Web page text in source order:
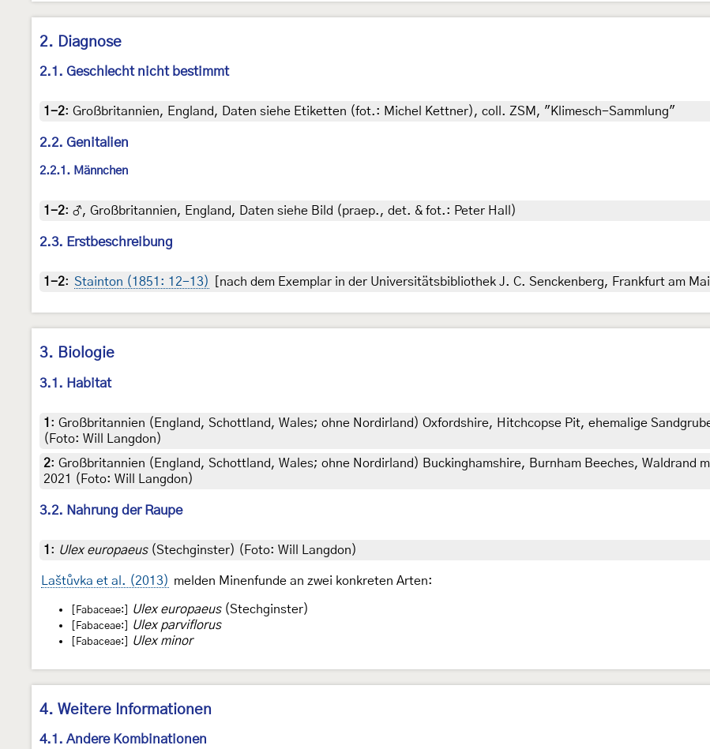
2. Diagnose
2.1. Geschlecht nicht bestimmt
1-2: Großbritannien, England, Daten siehe Etiketten (fot.: Michel Kettner), coll. ZSM, "Klimesch-Sammlung"
2.2. Genitalien
2.2.1. Männchen
1-2: ♂, Großbritannien, England, Daten siehe Bild (praep., det. & fot.: Peter Hall)
2.3. Erstbeschreibung
1-2: Stainton (1851: 12-13) [nach dem Exemplar in der Universitätsbibliothek J. C. Senckenberg, Frankfurt am
3. Biologie
3.1. Habitat
1 : Großbritannien (England, Schottland, Wales; ohne Nordirland) Oxfordshire, Hitchcopse Pit, ehemalige
(Foto: Will Langdon)
2: Großbritannien (England, Schottland, Wales; ohne Nordirland) Buckinghamshire, Burnham Beeches, Waldrand
2021 (Foto: Will Langdon)
3.2. Nahrung der Raupe
1 : Ulex europaeus(Stechginster) (Foto: Will Langdon)
Laštůvka et al. (2013) melden Minenfunde an zwei konkreten Arten:
[Fabaceae:] Ulex europaeus(Stechginster)
[Fabaceae:] Ulex parviflorus
[Fabaceae:] Ulex minor
4. Weitere Informationen
4.1. Andere Kombinationen